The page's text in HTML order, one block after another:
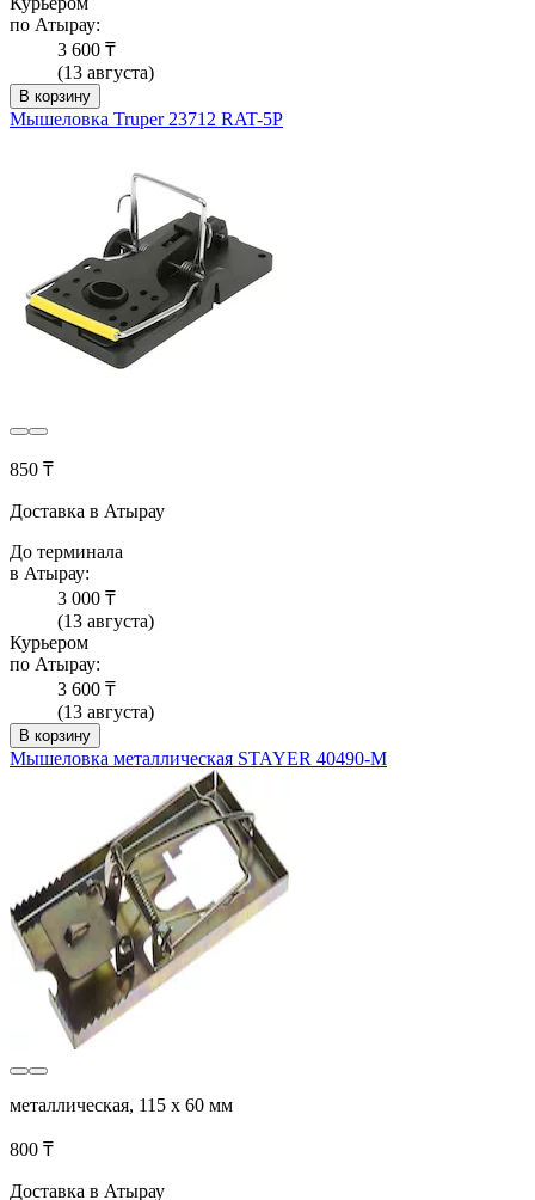
по Атырау:
3 600 ₸
(13 августа)
В корзину
Мышеловка Truper 23712 RAT-5P
850 ₸
Доставка в Атырау
До терминала
в Атырау:
3 000 ₸
(13 августа)
Курьером
по Атырау:
3 600 ₸
(13 августа)
В корзину
Мышеловка металлическая STAYER 40490-M
металлическая, 115 х 60 мм
800 ₸
Доставка в Атырау